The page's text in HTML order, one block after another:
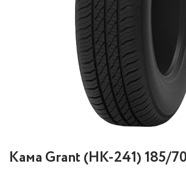
Кама Grant (НК-241) 185/